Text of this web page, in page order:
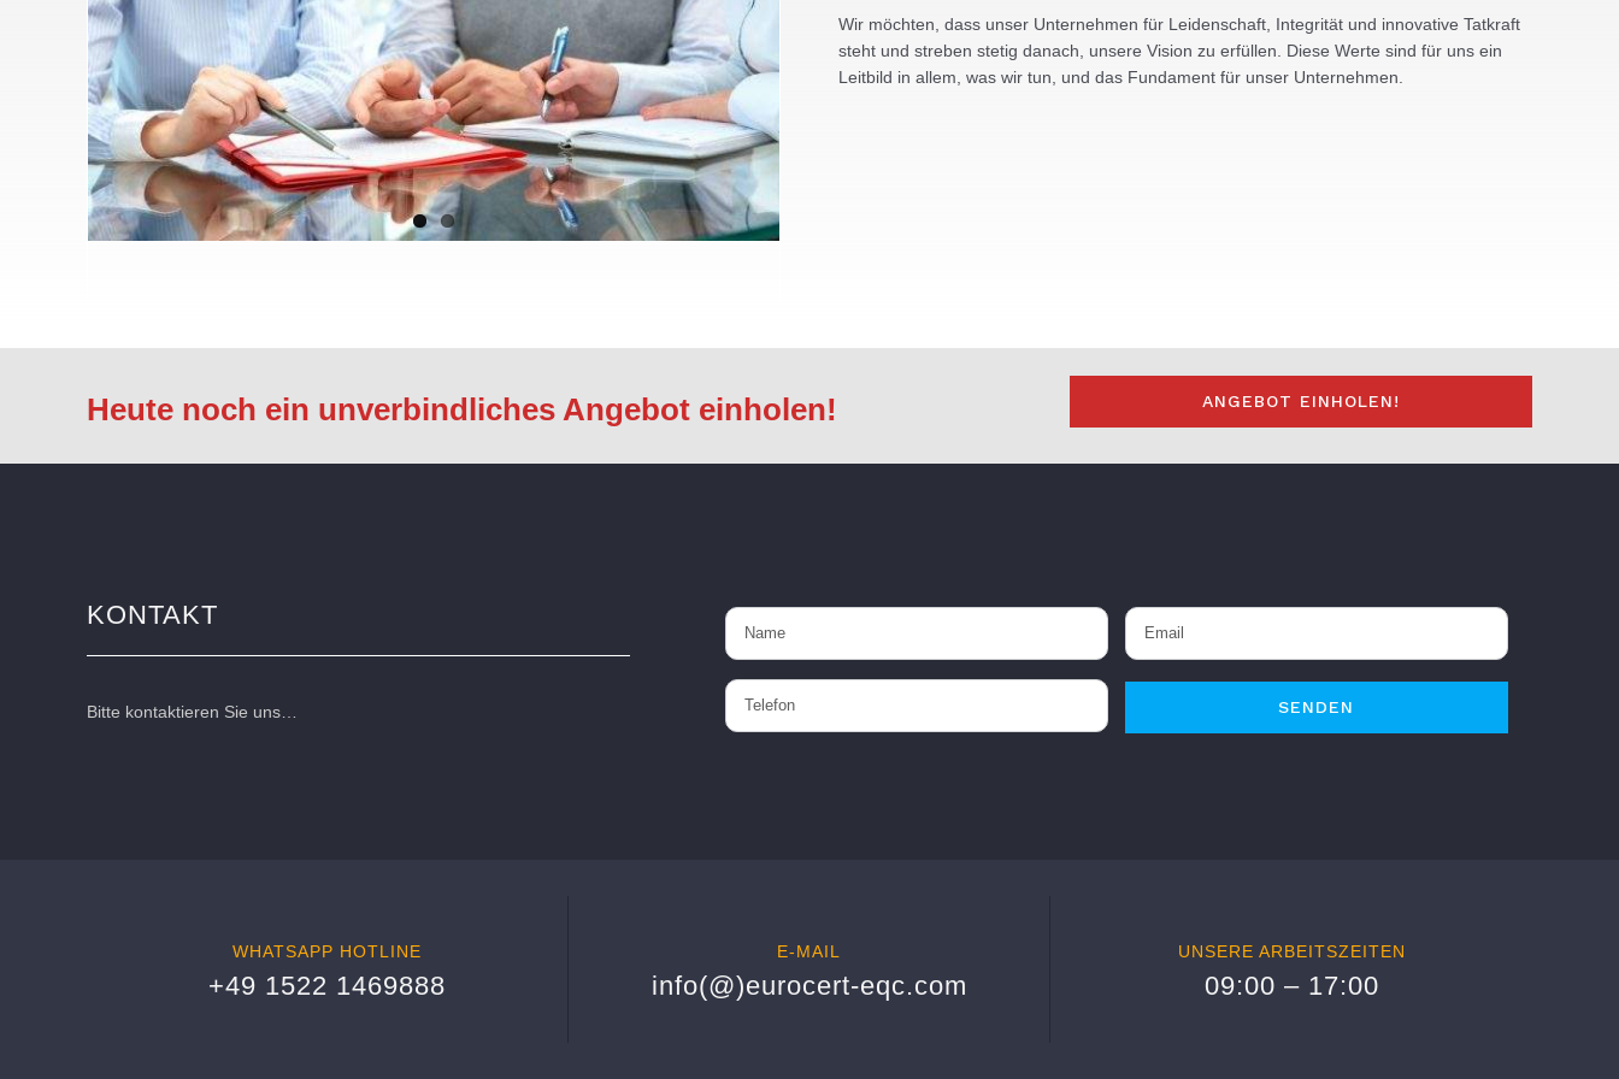
Wir möchten, dass unser Unternehmen für Leidenschaft, Integrität und innovative Tatkraft
steht und streben stetig danach, unsere Vision zu erfüllen. Diese Werte sind für uns ein
Leitbild in allem, was wir tun, und das Fundament für unser Unternehmen.
Heute noch ein unverbindliches Angebot einholen! ANGEBOT EINHOLEN!
KONTAKT
Bitte kontaktieren Sie uns…
WHATSAPP HOTLINE
+49 1522 1469888
E-MAIL
info(@)eurocert-eqc.com
UNSERE ARBEITSZEITEN
09:00 – 17:00